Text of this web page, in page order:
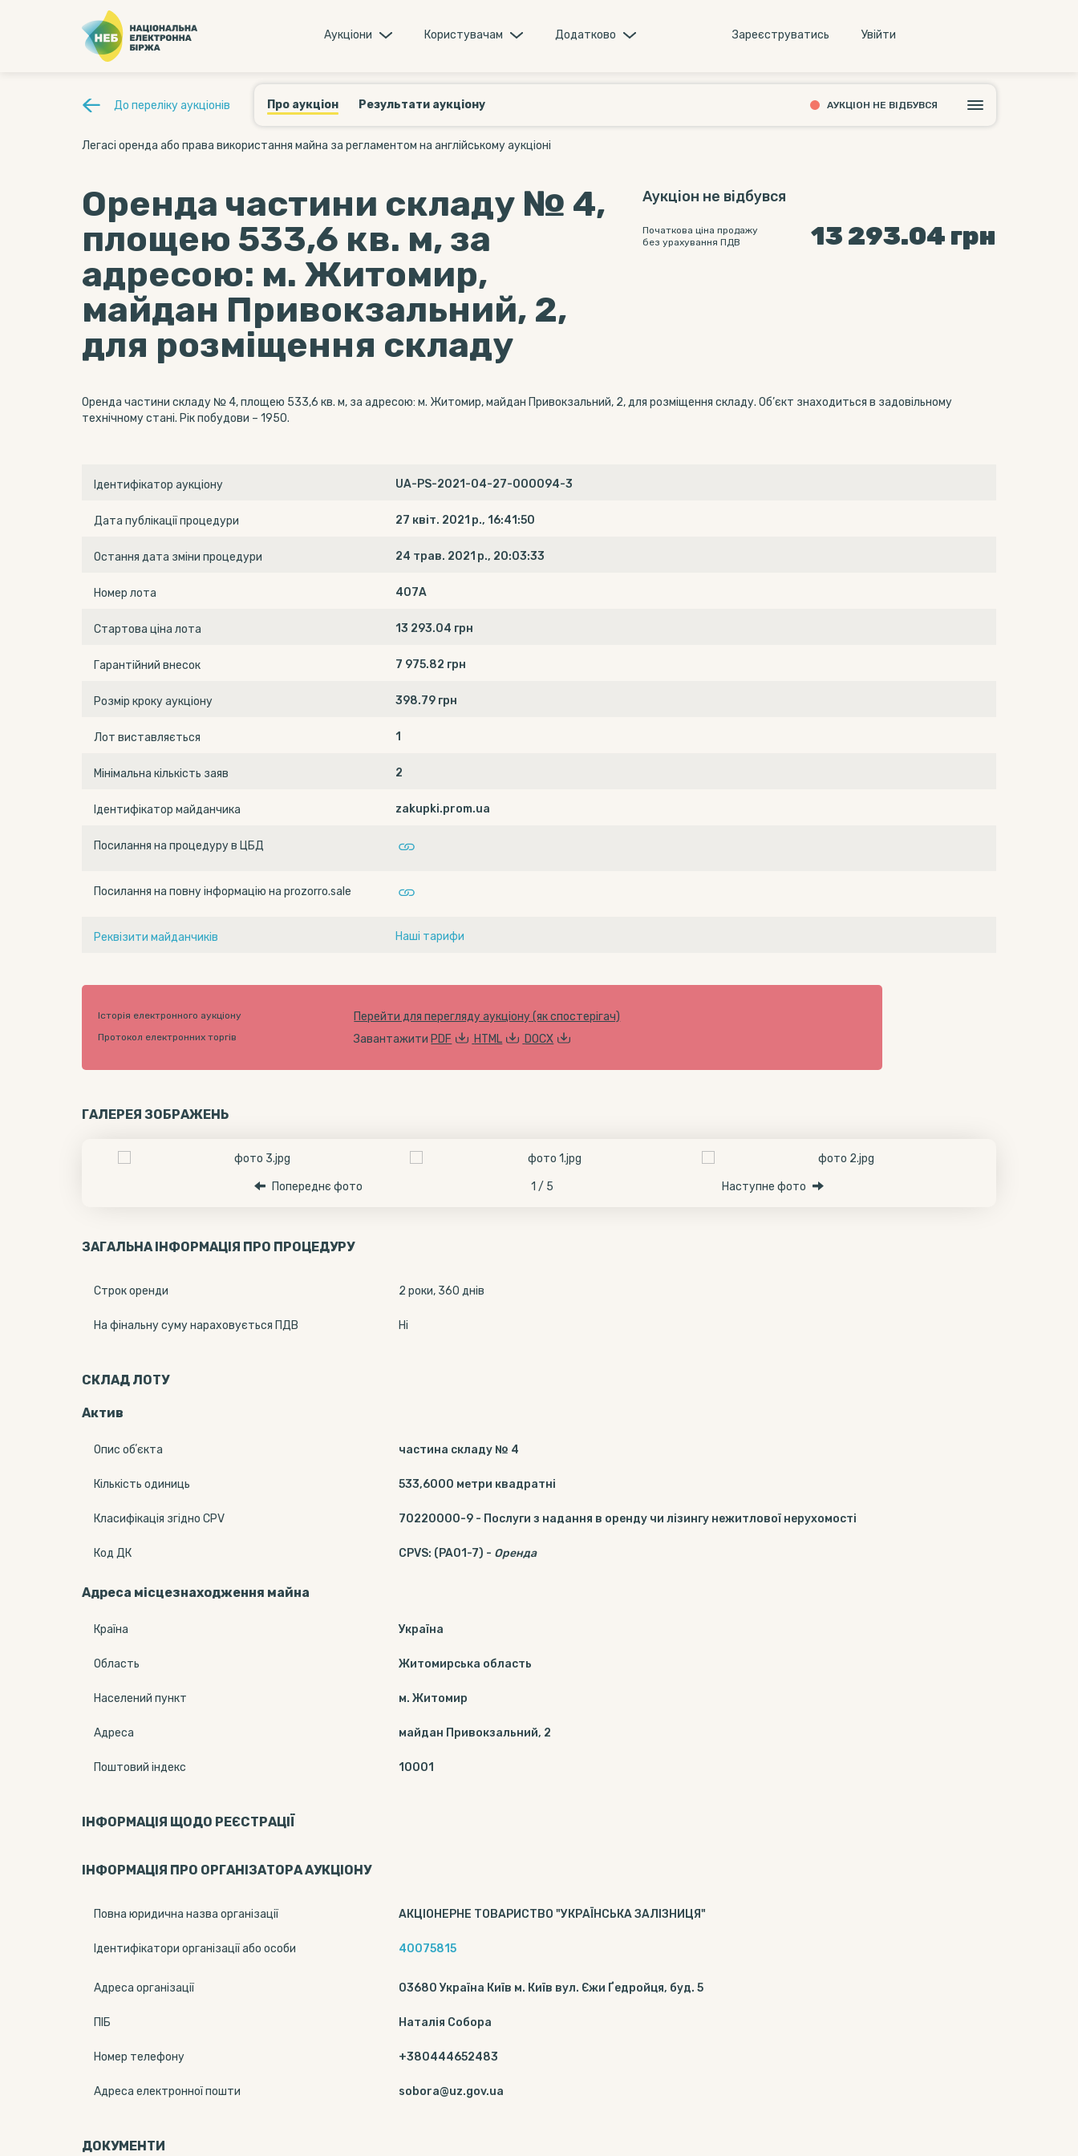
Аукцiони Користувачам Додатково Зареєструватись Увiйти
До переліку аукціонів Про аукціон Результати аукціону АУКЦІОН НЕ ВІДБУВСЯ
Легасі оренда або права використання майна за регламентом на англійському аукціоні
Оренда частини складу № 4,
площею 533,6 кв. м, за
адресою: м. Житомир,
майдан Привокзальний, 2,
для розміщення складу
Аукціон не відбувся
Початкова ціна продажу
без урахування ПДВ
13 293.04 грн
Оренда частини складу № 4, площею 533,6 кв. м, за адресою: м. Житомир, майдан Привокзальний, 2, для розміщення складу. Об’єкт знаходиться в задовільному
технічному стані. Рік побудови – 1950.
Ідентифікатор аукціону UA-PS-2021-04-27-000094-3
Дата публікації процедури 27 квіт. 2021 р., 16:41:50
Остання дата зміни процедури 24 трав. 2021 р., 20:03:33
Номер лота 407А
Стартова ціна лота 13 293.04 грн
Гарантійний внесок 7 975.82 грн
Розмір кроку аукціону 398.79 грн
Лот виставляється 1
Мінімальна кількість заяв 2
Ідентифікатор майданчика zakupki.prom.ua
Посилання на процедуру в ЦБД
Посилання на повну інформацію на prozorro.sale
Реквізити майданчиків Наші тарифи
Історія електронного аукціону Перейти для перегляду аукціону (як спостерігач)
Протокол електронних торгів Завантажити PDF HTML DOCX
ГАЛЕРЕЯ ЗОБРАЖЕНЬ
Попереднє фото 1 / 5 Наступне фото
ЗАГАЛЬНА ІНФОРМАЦІЯ ПРО ПРОЦЕДУРУ
Строк оренди 2 роки, 360 днів
На фінальну суму нараховується ПДВ Ні
СКЛАД ЛОТУ
Актив
Опис обʼєкта частина складу № 4
Кількість одиниць 533,6000 метри квадратні
Класифікація згідно CPV 70220000-9 - Послуги з надання в оренду чи лізингу нежитлової нерухомості
Код ДК CPVS: (PA01-7) - Оренда
Адреса місцезнаходження майна
Країна Україна
Область Житомирська область
Населений пункт м. Житомир
Адреса майдан Привокзальний, 2
Поштовий індекс 10001
ІНФОРМАЦІЯ ЩОДО РЕЄСТРАЦІЇ
ІНФОРМАЦІЯ ПРО ОРГАНІЗАТОРА АУКЦІОНУ
Повна юридична назва організації АКЦІОНЕРНЕ ТОВАРИСТВО "УКРАЇНСЬКА ЗАЛІЗНИЦЯ"
Ідентифікатори організації або особи 40075815
Адреса організації 03680 Україна Київ м. Київ вул. Єжи Ґедройця, буд. 5
ПІБ Наталія Собора
Номер телефону +380444652483
Адреса електронної пошти sobora@uz.gov.ua
ДОКУМЕНТИ